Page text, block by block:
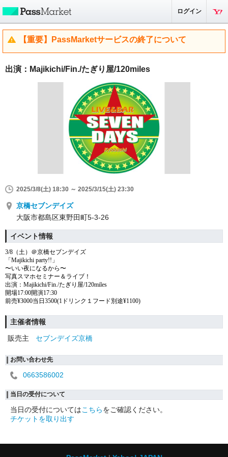
ログイン
【重要】PassMarketサービスの終了について
出演：Majikichi/Fin./たぎり屋/120miles
2025/3/8(土) 18:30 ～ 2025/3/15(土) 23:30
京橋セブンデイズ
大阪市都島区東野田町5-3-26
イベント情報
3/8（土）＠京橋セブンデイズ
「Majikichi party!!」
〜いい夜になるから〜
写真スマホセミナー＆ライブ！
出演：Majikichi/Fin./たぎり屋/120miles
開場17:00開演17:30
前売¥3000当日3500(1ドリンク１フード別途¥1100)
主催者情報
販売主
セブンデイズ京橋
お問い合わせ先
0663586002
当日の受付について
当日の受付についてはこちらをご確認ください。
チケットを取り出す